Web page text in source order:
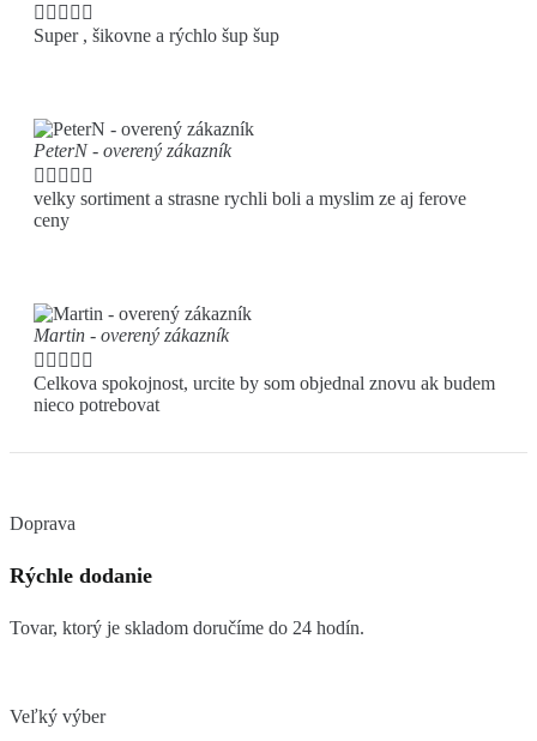
    
Super , šikovne a rýchlo šup šup
PeterN - overený zákazník
    
velky sortiment a strasne rychli boli a myslim ze aj ferove
ceny
Martin - overený zákazník
    
Celkova spokojnost, urcite by som objednal znovu ak budem
nieco potrebovat
Doprava
Rýchle dodanie
Tovar, ktorý je skladom doručíme do 24 hodín.
Veľký výber